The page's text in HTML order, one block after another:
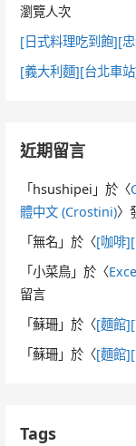
瀏覽人次
[日式料理吃到飽][
[義大利麵][台北車
近期留言
「 hsushipei 」於〈
體中文 (Crostini)〉
「無名 」於〈[咖啡
「小菜鳥 」於〈
留言
「蘇珊 」於〈[麵館
「蘇珊 」於〈[麵館
Tags